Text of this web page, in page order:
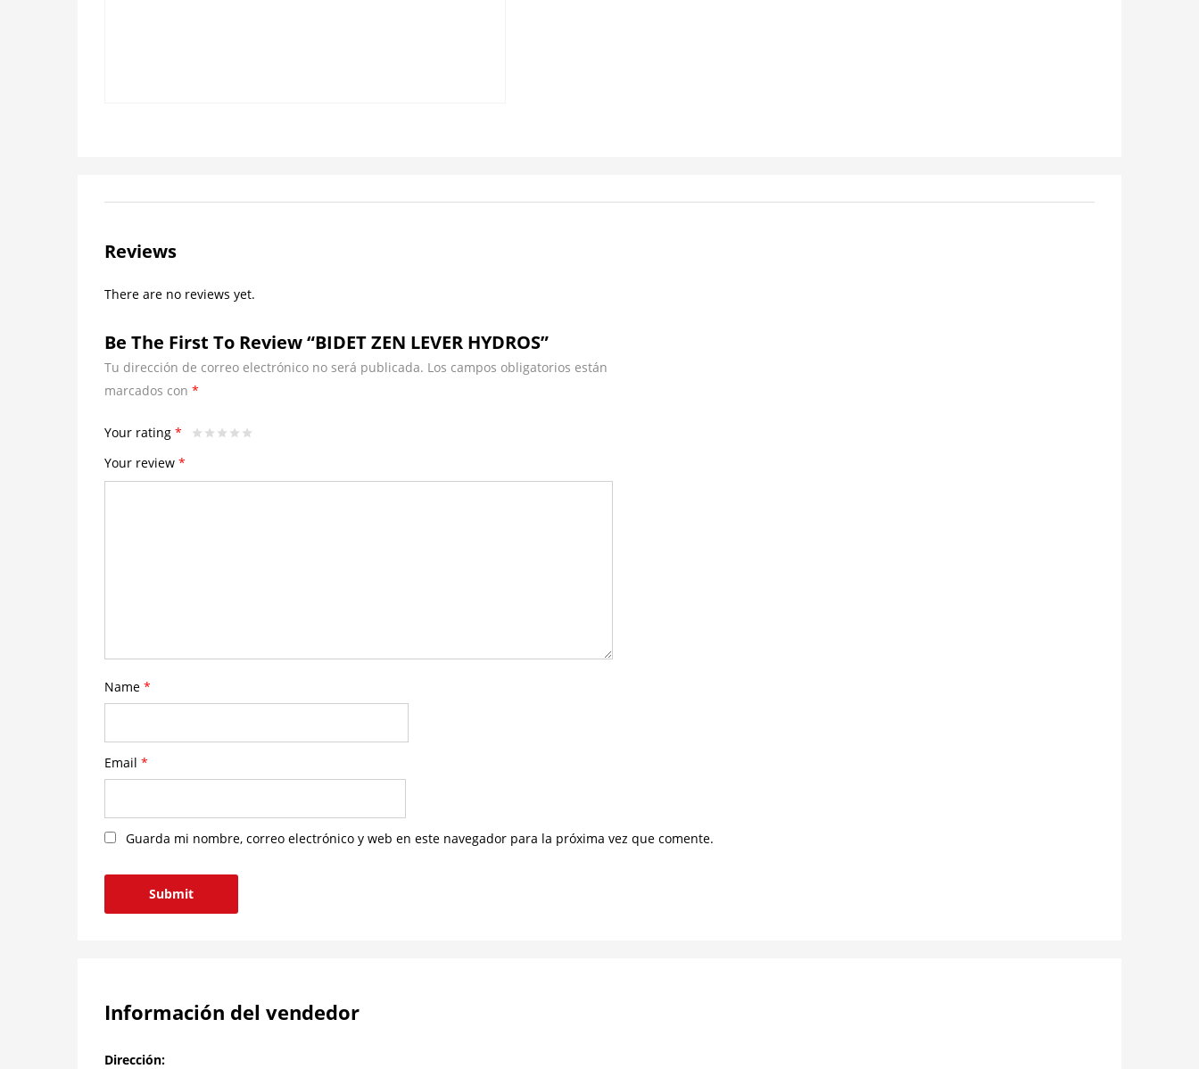
Reviews
There are no reviews yet.
Be The First To Review “BIDET ZEN LEVER HYDROS”
Tu dirección de correo electrónico no será publicada. Los campos obligatorios están
marcados con *
Your rating *
Your review *
Name *
Email *
Guarda mi nombre, correo electrónico y web en este navegador para la próxima vez que comente.
Información del vendedor
Dirección: